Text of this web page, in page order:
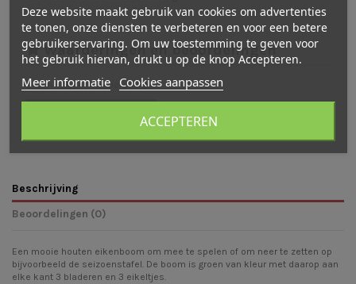
Waarderingen en beoordelingen
Er zijn nog geen beoordelingen
Beschrijving
Beoordelingen (0)
Een mooie houten eikenboom om mee te spelen of om neer te zetten op
bijvoorbeeld de seizoenstafel. De boom is groen van kleur met daarop aan
elke kant 3 bladeren en 3 eikeltjes.
Deze website maakt gebruik van cookies om advertenties
te tonen, onze diensten te verbeteren en voor een betere
gebruikerservaring. Om uw toestemming te geven voor
het gebruik hiervan, drukt u op de knop Accepteren.
Meer informatie Cookies aanpassen
ACCEPTEREN